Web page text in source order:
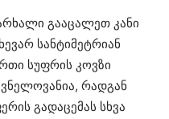
გააცალეთ კანი
სანტიმეტრიან
სუფრის კოვზი
რადგან
გადაცემას სხვა